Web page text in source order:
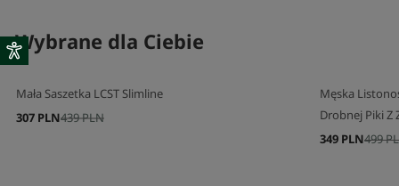
Wybrane dla Ciebie
Mała Saszetka LCST Slimline
439 PLN
307 PLN
Męska
Drobnej Piki Z
499
349 PLN